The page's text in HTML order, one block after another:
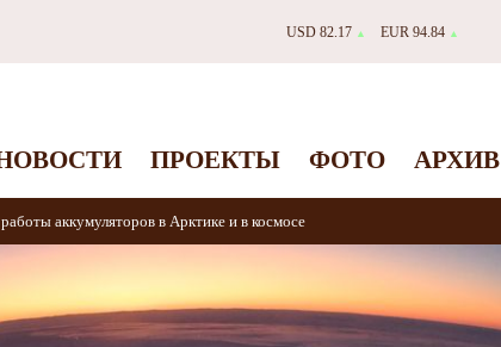
USD 82.17 ▲ EUR 94.84 ▲
ПРОЕКТЫ ФОТО АРХИВ
аккумуляторов в Арктике и в космосе